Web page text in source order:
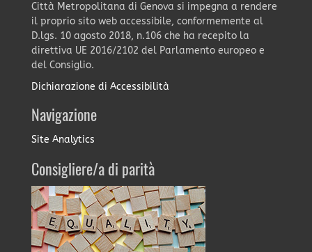
Città Metropolitana di Genova si impegna a rendere
il proprio sito web accessibile, conformemente al
D.lgs. 10 agosto 2018, n.106 che ha recepito la
direttiva UE 2016/2102 del Parlamento europeo e
del Consiglio.
Dichiarazione di Accessibilità
Navigazione
Site Analytics
Consigliere/a di parità